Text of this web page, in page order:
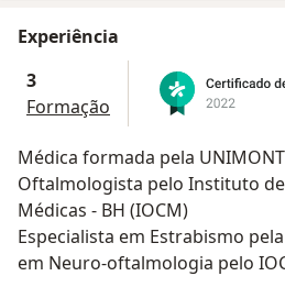
Experiência
3
Formação
Médica formada pela
Oftalmologista pelo Instituto
Médicas - BH (IOCM)
Especialista em Estrabismo
em Neuro-oftalmologia pelo